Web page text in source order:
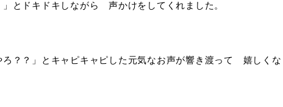
」とドキドキしながら 声かけをしてくれました。
ろ？？」とキャピキャピした元気なお声が響き渡って 嬉しくな